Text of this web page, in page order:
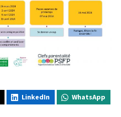
LinkedIn
WhatsApp